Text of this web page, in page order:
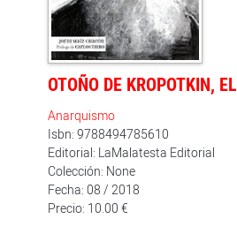
OTOÑO DE KROPOTKIN, EL
Anarquismo
Isbn: 9788494785610
Editorial: LaMalatesta Editorial
Colección: None
Fecha: 08 / 2018
Precio: 10.00 €